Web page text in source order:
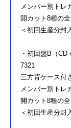
メンバー別トレ
開カット8種の
＜初回生産分封
・初回盤B（
7321
三方背ケース付
メンバー別トレ
開カット8種の
＜初回生産分封